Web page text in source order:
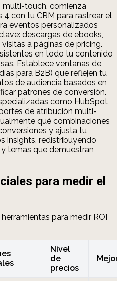
multi-touch, comienza
con tu CRM para rastrear el
eventos personalizados
descargas de ebooks,
a páginas de pricing.
en todo tu contenido
Establece ventanas de
para B2B) que reflejen tu
de audiencia basados en
patrones de conversión.
como HubSpot
de atribución multi-
qué combinaciones
y ajusta tu
insights, redistribuyendo
temas que demuestran
para medir el
para medir ROI
Nivel
de
precios